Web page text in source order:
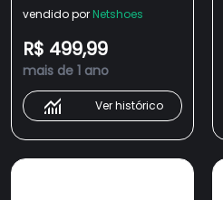
vendido por Netshoes
R$ 499,99
mais de 1 ano
Ver histórico